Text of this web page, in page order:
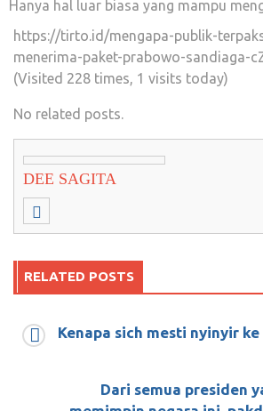
Hanya hal luar biasa yang mampu
https://tirto.id/mengapa-publik-
menerima-paket-prabowo-sandiaga-
(Visited 228 times, 1 visits today)
No related posts.
DEE SAGITA
RELATED POSTS
Ketika marwah ulama tak
September 24, 2018 0
Kenapa sich mesti nyinyir ke
Dari semua presiden